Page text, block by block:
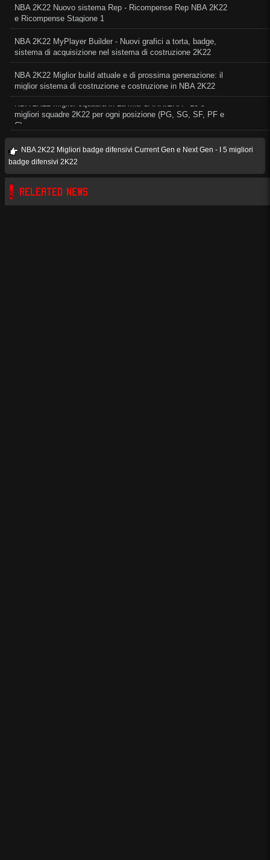
NBA 2K22 Nuovo sistema Rep - Ricompense Rep NBA 2K22
e Ricompense Stagione 1
NBA 2K22 MyPlayer Builder - Nuovi grafici a torta, badge,
sistema di acquisizione nel sistema di costruzione 2K22
NBA 2K22 Miglior build attuale e di prossima generazione: il
miglior sistema di costruzione e costruzione in NBA 2K22
NBA 2K22 Miglior squadra in La mia CARRIERA - Le 5
migliori squadre 2K22 per ogni posizione (PG, SG, SF, PF e
C)
NBA 2K22 Migliori badge difensivi Current Gen e Next Gen - I 5 migliori
badge difensivi 2K22
RELEATED NEWS